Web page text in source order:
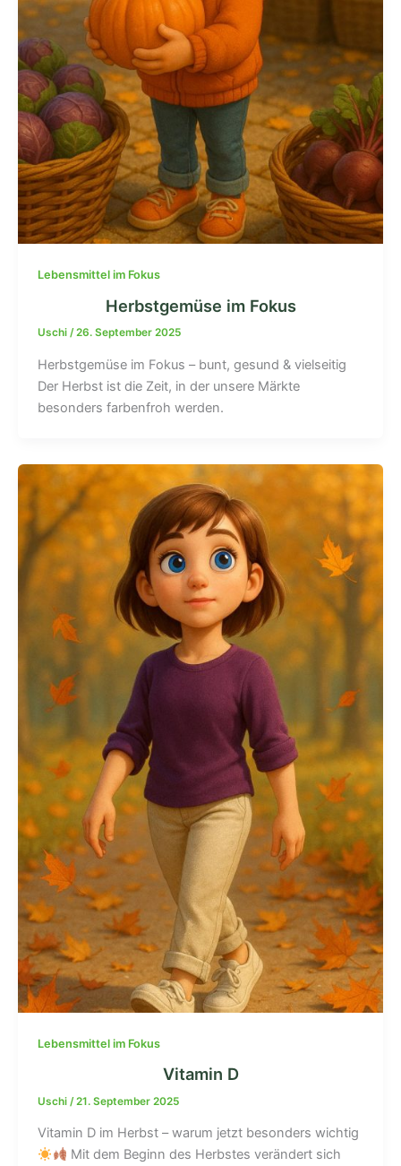
Lebensmittel im Fokus
Herbstgemüse im Fokus
Uschi /26. September 2025
Herbstgemüse im Fokus – bunt, gesund & vielseitig
Der Herbst ist die Zeit, in der unsere Märkte
besonders farbenfroh werden.
Lebensmittel im Fokus
Vitamin D
Uschi /21. September 2025
Vitamin D im Herbst – warum jetzt besonders wichtig
Mit dem Beginn des Herbstes verändert sich